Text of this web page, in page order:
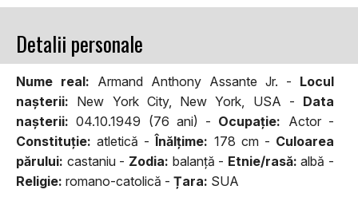
Detalii personale
Nume real: Armand Anthony Assante Jr. - Locul
naşterii: New York City, New York, USA - Data
naşterii: 04.10.1949 (76 ani) - Ocupaţie: Actor -
Constituţie: atletică -Înălţime: 178 cm - Culoarea
părului: castaniu - Zodia: balanţă - Etnie/rasă: albă -
Religie: romano-catolică - Țara: SUA